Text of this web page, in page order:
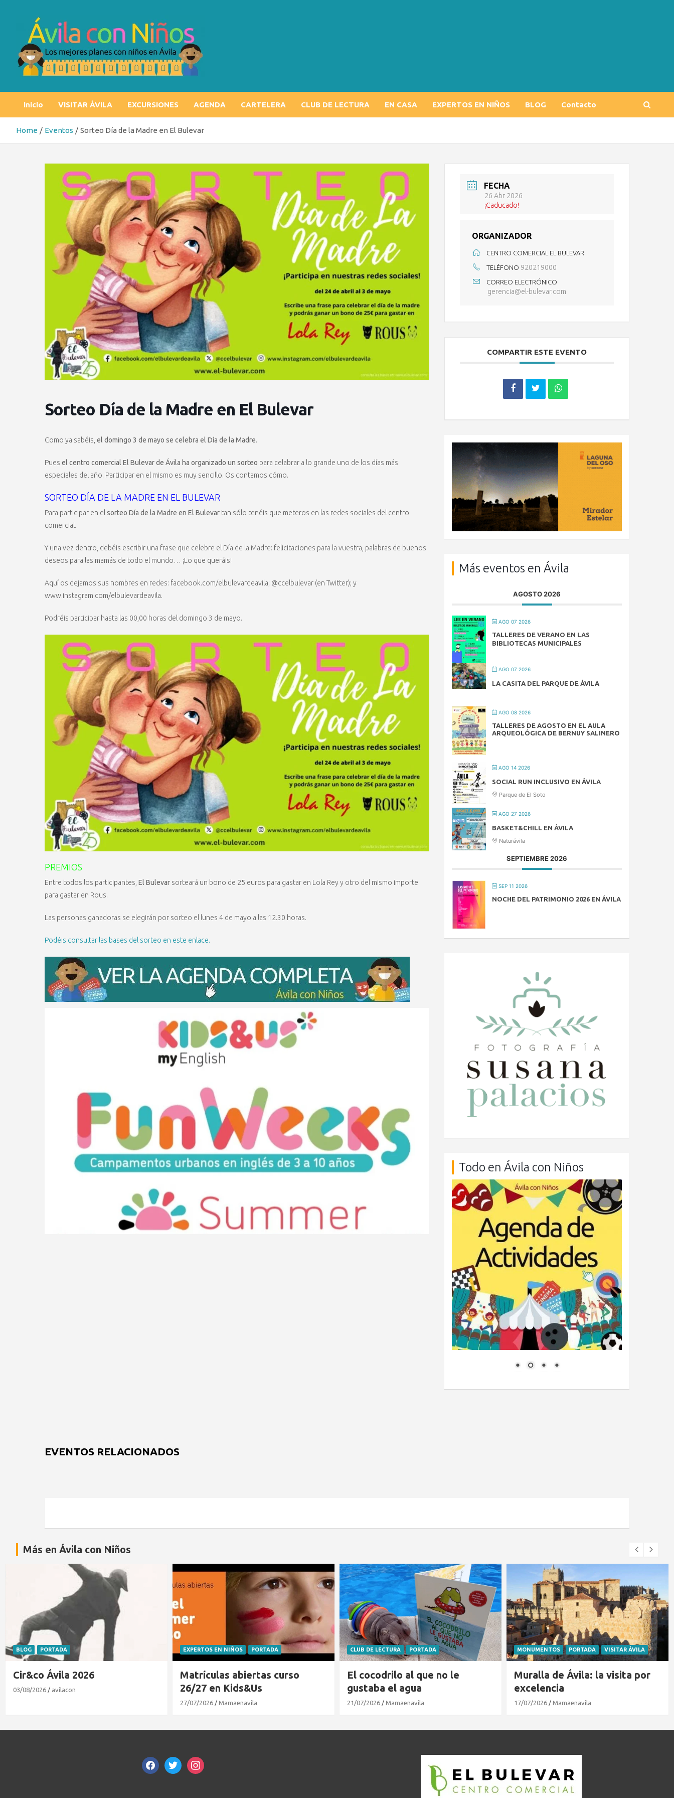
Inicio VISITAR ÁVILA EXCURSIONES AGENDA CARTELERA CLUB DE LECTURA EN CASA EXPERTOS EN NIÑOS BLOG Contacto
Home Eventos Sorteo Día de la Madre en El Bulevar
Sorteo Día de la Madre en El Bulevar
Como ya sabéis, el domingo 3 de mayo se celebra el Día de la Madre.
Pues el centro comercial El Bulevar de Ávila ha organizado un sorteo para celabrar a lo grande uno de los días más
especiales del año. Participar en el mismo es muy sencillo. Os contamos cómo.
SORTEO DÍA DE LA MADRE EN EL BULEVAR
Para participar en elsorteo Día de la Madre en El Bulevar tan sólo tenéis que meteros en las redes sociales del centro
comercial.
Y una vez dentro, debéis escribir una frase que celebre el Día de la Madre: felicitaciones para la vuestra, palabras de buenos
deseos para las mamás de todo el mundo… ¡Lo que queráis!
Aquí os dejamos sus nombres en redes: facebook.com/elbulevardeavila; @ccelbulevar (en Twitter); y
www.instagram.com/elbulevardeavila.
Podréis participar hasta las 00,00 horas del domingo 3 de mayo.
PREMIOS
Entre todos los participantes, El Bulevar sorteará un bono de 25 euros para gastar en Lola Rey y otro del mismo importe
para gastar en Rous.
Las personas ganadoras se elegirán por sorteo el lunes 4 de mayo a las 12.30 horas.
Podéis consultar las bases del sorteo en este enlace.
FECHA
26 Abr 2026
¡Caducado!
ORGANIZADOR
CENTRO COMERCIAL EL BULEVAR
TELÉFONO 920219000
CORREO ELECTRÓNICO
gerencia@el-bulevar.com
COMPARTIR ESTE EVENTO
Más eventos en Ávila
AGOSTO 2026
AGO 07 2026
TALLERES DE VERANO EN LAS
BIBLIOTECAS MUNICIPALES
AGO 07 2026
LA CASITA DEL PARQUE DE ÁVILA
AGO 08 2026
TALLERES DE AGOSTO EN EL AULA
ARQUEOLÓGICA DE BERNUY SALINERO
AGO 14 2026
SOCIAL RUN INCLUSIVO EN ÁVILA
Parque de El Soto
AGO 27 2026
BASKET&CHILL EN ÁVILA
Naturávila
SEPTIEMBRE 2026
SEP 11 2026
NOCHE DEL PATRIMONIO 2026 EN ÁVILA
Todo en Ávila con Niños
EVENTOS RELACIONADOS
Más en Ávila con Niños
EXPERTOS EN NIÑOS
Matrículas abiertas curso
26/27 en Kids&Us
CLUB DE LECTURA PORTADA
El cocodrilo al que no le
gustaba el agua
21/07/2026 Mamaenavila
MONUMENTOS PORTADA VISITAR ÁVILA
Muralla de Ávila: la visita por
excelencia
17/07/2026 Mamaenavila
BLOG PORTADA
Cir&co Ávila 2026
03/08/2026 avilacon
facebooktwitterinstagram